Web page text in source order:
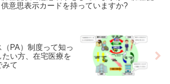
供意思表示カードを持っていますか?
PA）制度って知っ
い方、在宅医療を
みて